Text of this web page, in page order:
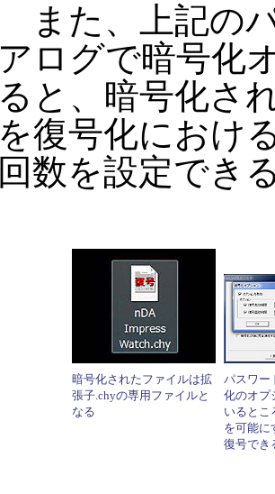
また、上記の
アログで暗号化
ると、暗号化さ
を復号化におけ
回数を設定でき
暗号化されたファイルは拡
張子.chyの専用ファイルと
なる
パスワー
化のオプ
いるとこ
を可能に
復号でき